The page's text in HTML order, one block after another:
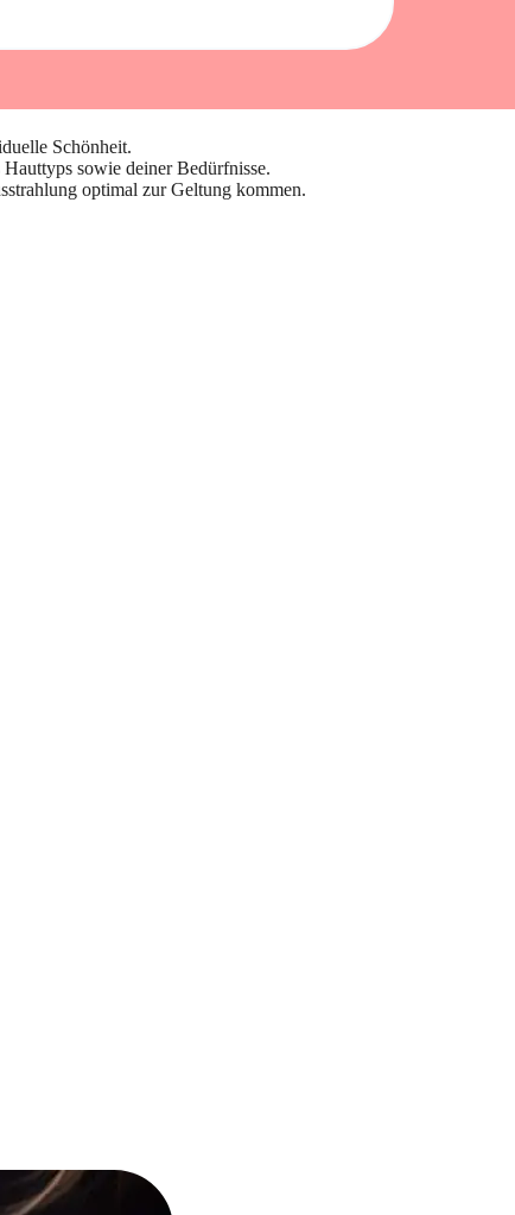
Schönheit.
sowie deiner Bedürfnisse.
optimal zur Geltung kommen.